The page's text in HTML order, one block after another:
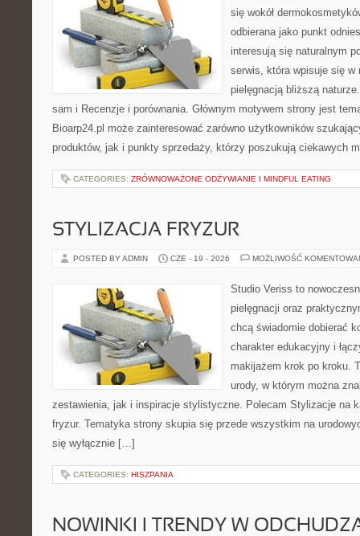
się wokół
odbierana jako punkt
interesują się naturalnym
serwis, która wpisuje się w
pielęgnacją bliższą
sam i Recenzje i porównania. Głównym motywem strony jest
Bioarp24.pl może zainteresować zarówno użytkowników
produktów, jak i punkty sprzedaży, którzy poszukują ciekawych
CATEGORIES: ZRÓWNOWAŻONE ODŻYWIANIE I MINDFUL EATING
STYLIZACJA FRYZUR
POSTED BY ADMIN CZE - 19 - 2026 MOŻLIWOŚĆ
Studio Veriss to
pielęgnacji oraz
chcą świadomie dobierać
charakter edukacyjny i
makijażem krok po kroku.
urody, w którym można
zestawienia, jak i inspiracje stylistyczne. Polecam Stylizacje na
fryzur. Tematyka strony skupia się przede wszystkim na
się wyłącznie […]
CATEGORIES: HISZPANIA
NOWINKI I TRENDY W